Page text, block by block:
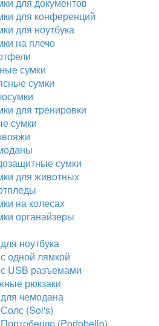
для конференций
для ноутбука
на плечо
сумки
сумки
для тренировки
сумки
сумки
для животных
на колесах
органайзеры
ноутбука
одной лямкой
USB разъемами
рюкзаки
чемодана
(Sol's)